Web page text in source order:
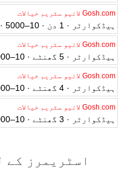
Gosh.com لائیو سٹریم خیالات
ہیڈکوارٹر · 1 دن · 10–5000 · ڈراپ 0-30%
Gosh.com لائیو سٹریم خیالات
ہیڈکوارٹر · 5 گھنٹے · 10–5000 · ڈراپ 0-30%
Gosh.com لائیو سٹریم خیالات
ہیڈکوارٹر · 4 گھنٹے · 10–5000 · ڈراپ 0-30%
Gosh.com لائیو سٹریم خیالات
ہیڈکوارٹر · 3 گھنٹے · 10–5000 · ڈراپ 0-30%
اسٹریمرز کے